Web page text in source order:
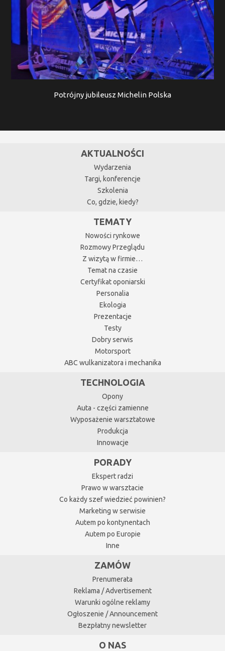
Potrójny jubileusz Michelin Polska
AKTUALNOŚCI
Wydarzenia
Targi, konferencje
Szkolenia
Co, gdzie, kiedy?
TEMATY
Nowości rynkowe
Rozmowy Przeglądu
Z wizytą w firmie…
Temat na czasie
Certyfikat oponiarski
Personalia
Ekologia
Prezentacje
Testy
Dobry serwis
Motorsport
ABC wulkanizatora i mechanika
TECHNOLOGIA
Opony
Auta - części zamienne
Wyposażenie warsztatowe
Produkcja
Innowacje
PORADY
Ekspert radzi
Prawo w warsztacie
Co każdy szef wiedzieć powinien?
Marketing w serwisie
Autem po kontynentach
Autem po Europie
Inne
ZAMÓW
Prenumerata
Reklama / Advertisement
Warunki ogólne reklamy
Ogłoszenie / Announcement
Bezpłatny newsletter
O NAS